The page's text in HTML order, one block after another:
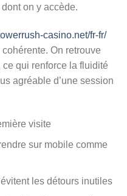
on y accède.
casino.net/fr-fr/
On retrouve
qui renforce la fluidité
agréable d’une session
visite
sur mobile comme
les détours inutiles